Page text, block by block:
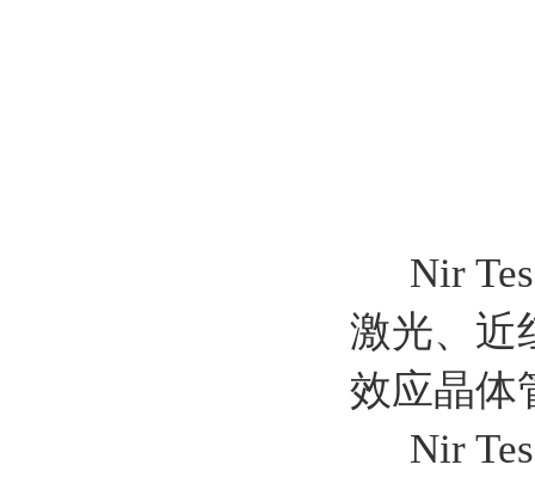
Nir
激光、近
效应晶体
Nir